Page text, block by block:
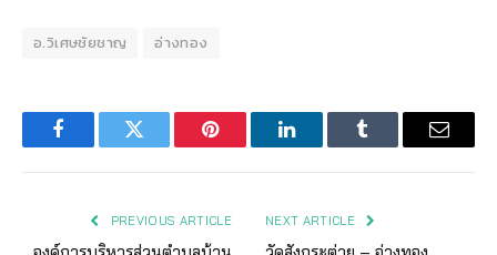
อ.วิเศษชัยชาญ อ่างทอง
FacebookTwitter Pinterest LinkedInTumblr Email
PREVIOUS ARTICLE NEXT ARTICLE